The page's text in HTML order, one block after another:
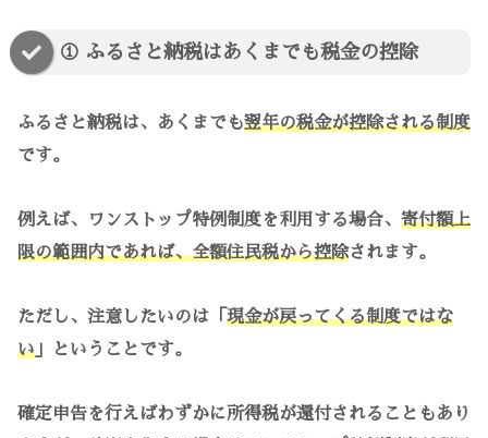
① ふるさと納税はあくまでも税金の控除
ふるさと納税は、あくまでも翌年の税金が控除される制度
です。
例えば、ワンストップ特例制度を利用する場合、 寄付額上
限の範囲内であれば、全額住民税から控除されます。
ただし、注意したいのは「 現金が戻ってくる制度ではな
い 」ということです。
確定申告を行えばわずかに所得税が還付されることもあり